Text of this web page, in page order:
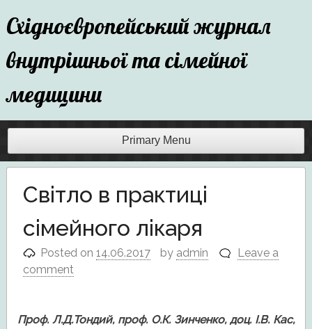
Skip
to
content
Східноєвропейський журнал
внутрішньої та сімейної
медицини
Primary Menu
Світло в практиці
сімейного лікаря
Posted on14.06.2017 by admin
Leave a
comment
Проф. Л.Д.Тондий, проф. О.К. Зинченко, доц. І.В. Кас,